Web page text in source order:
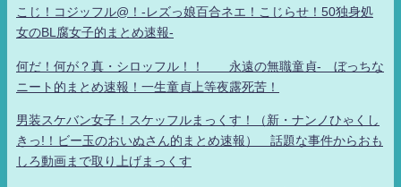
こじ！コジッフル@！-レズっ娘百合ネエ！こじらせ！50独身処
女のBL腐女子的まとめ速報-
何だ！何が？真・シロッフル！！ 永遠の無職童貞- ぼっちな
ニート的まとめ速報！一生童貞上等夜露死苦！
男装スケバン女子！スケッフルまっくす！（新・ナンノひゃくし
きっ!！ビー玉のおいぬさん的まとめ速報） 話題な事件からおも
しろ動画まで取り上げまっくす